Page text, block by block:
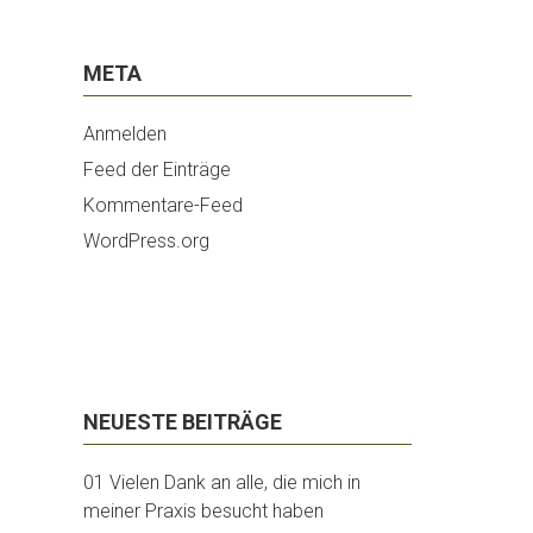
META
Anmelden
Feed der Einträge
Kommentare-Feed
WordPress.org
NEUESTE BEITRÄGE
01 Vielen Dank an alle, die mich in
meiner Praxis besucht haben